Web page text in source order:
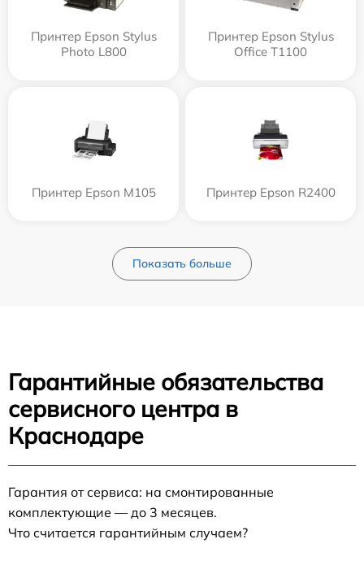
Принтер Epson Stylus
Photo L800
Принтер Epson Stylus
Office T1100
Принтер Epson M105 Принтер Epson R2400
Показать больше
Гарантийные обязательства
сервисного центра в
Краснодаре
Гарантия от сервиса: на смонтированные
комплектующие — до 3 месяцев.
Что считается гарантийным случаем?